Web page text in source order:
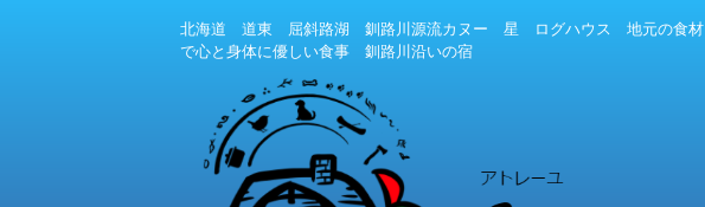
北海道 道東 屈斜路湖 釧路川源流カヌー 星 ログハウス 地元の食材
で心と身体に優しい食事 釧路川沿いの宿